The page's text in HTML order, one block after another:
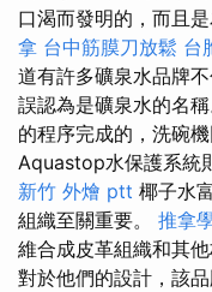
口渴而發明的，而且
拿 台中筋膜刀放鬆 台
道有許多礦泉水品牌
誤認為是礦泉水的名
的程序完成的，洗碗
Aquastop水保護系統
新竹 外燴 ptt 椰子水
組織至關重要。 推拿
維合成皮革組織和其他
對於他們的設計，該